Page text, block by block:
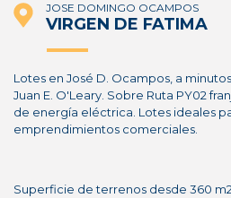
JOSE DOMINGO OCAMPOS
VIRGEN DE FATIMA
Lotes en José D. Ocampos, a
Juan E. O'Leary. Sobre Ruta PY02
de energía eléctrica. Lotes ideales
emprendimientos comerciales.
Superficie de terrenos desde 360